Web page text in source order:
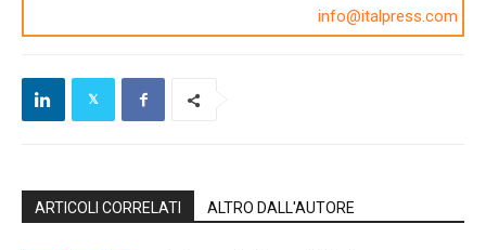
info@italpress.com
ARTICOLI CORRELATI ALTRO DALL'AUTORE